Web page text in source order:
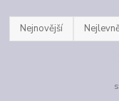
Nejnovější